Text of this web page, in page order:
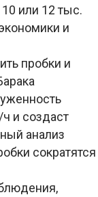
или 12 тыс.
и
пробки и
и создаст
анализ
сократятся